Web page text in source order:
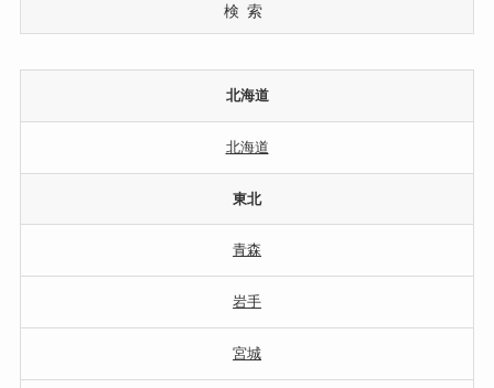
検索
北海道
北海道
東北
青森
岩手
宮城